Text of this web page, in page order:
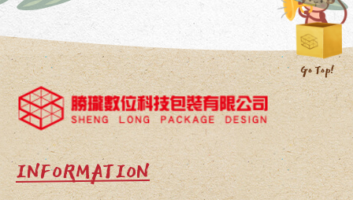
INFORMATION